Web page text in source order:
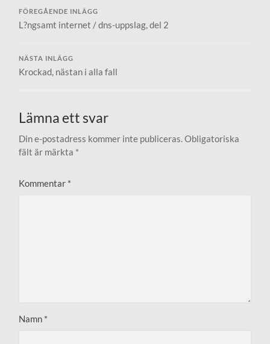
FÖREGÅENDE INLÄGG
L?ngsamt internet / dns-uppslag, del 2
NÄSTA INLÄGG
Krockad, nästan i alla fall
Lämna ett svar
Din e-postadress kommer inte publiceras. Obligatoriska
fält är märkta *
Kommentar *
Namn *